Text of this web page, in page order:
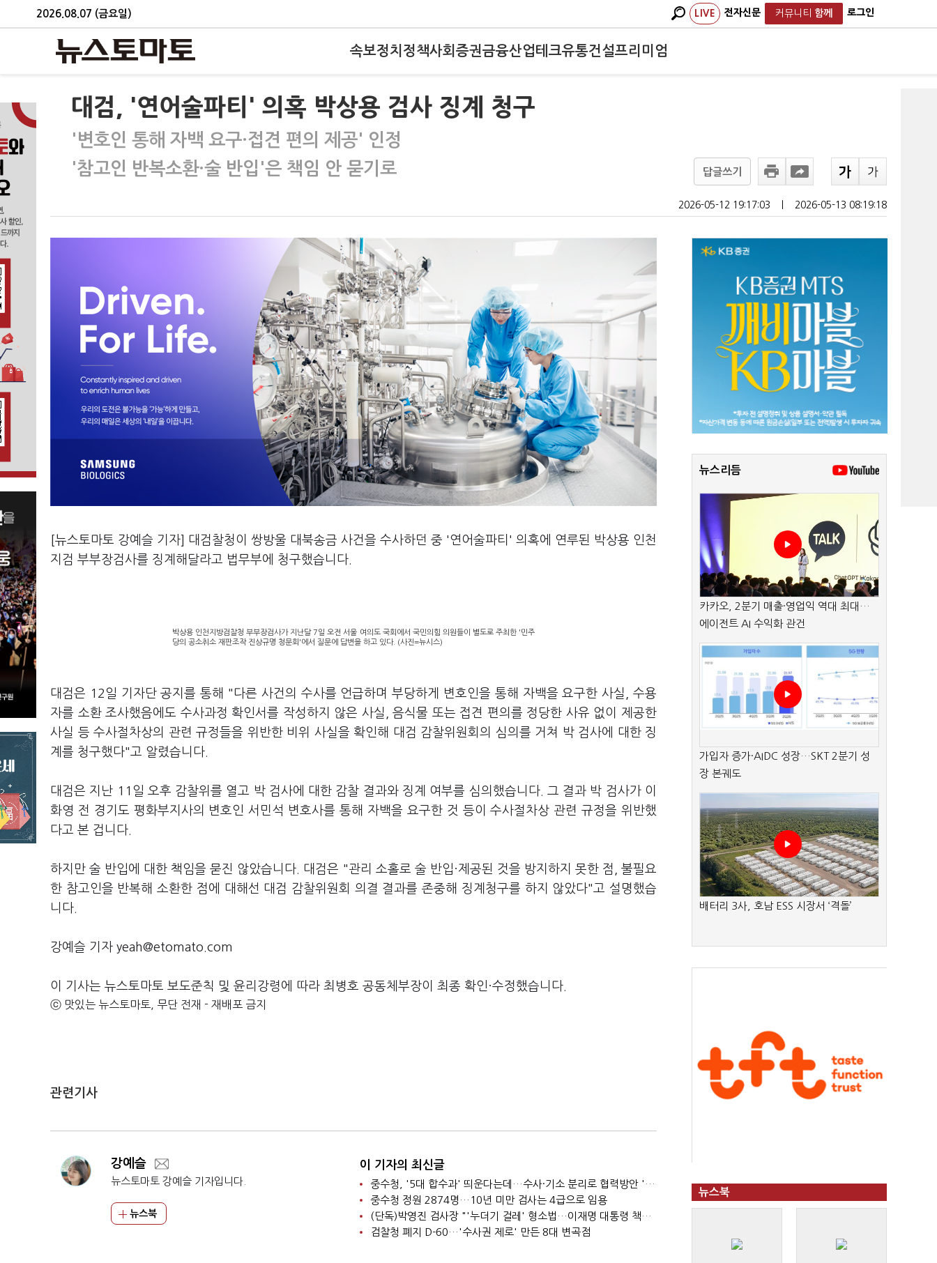
2026.08.07 (금요일) LIVE 전자신문 커뮤니티 함께 로그인
속보정치 정책사회 증권금융산업테크유통건설프리미엄
대검, '연어술파티' 의혹 박상용 검사 징계 청구
'변호인 통해 자백 요구·접견 편의 제공' 인정
'참고인 반복소환·술 반입'은 책임 안 묻기로
답글쓰기
2026-05-12 19:17:03 2026-05-13 08:19:18
[뉴스토마토 강예슬 기자] 대검찰청이 쌍방울 대북송금 사건을 수사하던 중 '연어술파티' 의혹에 연루된 박상용 인천
지검 부부장검사를 징계해달라고 법무부에 청구했습니다.
박상용 인천지방검찰청 부부장검사가 지난달 7일 오전 서울 여의도 국회에서 국민의힘 의원들이 별도로 주최한 '민주
당의 공소취소 재판조작 진상규명 청문회'에서 질문에 답변을 하고 있다. (사진=뉴시스)
대검은 12일 기자단 공지를 통해 "다른 사건의 수사를 언급하며 부당하게 변호인을 통해 자백을 요구한 사실, 수용
자를 소환 조사했음에도 수사과정 확인서를 작성하지 않은 사실, 음식물 또는 접견 편의를 정당한 사유 없이 제공한
사실 등 수사절차상의 관련 규정들을 위반한 비위 사실을 확인해 대검 감찰위원회의 심의를 거쳐 박 검사에 대한 징
계를 청구했다"고 알렸습니다.
대검은 지난 11일 오후 감찰위를 열고 박 검사에 대한 감찰 결과와 징계 여부를 심의했습니다. 그 결과 박 검사가 이
화영 전 경기도 평화부지사의 변호인 서민석 변호사를 통해 자백을 요구한 것 등이 수사절차상 관련 규정을 위반했
다고 본 겁니다.
하지만 술 반입에 대한 책임을 묻진 않았습니다. 대검은 "관리 소홀로 술 반입·제공된 것을 방지하지 못한 점, 불필요
한 참고인을 반복해 소환한 점에 대해선 대검 감찰위원회 의결 결과를 존중해 징계청구를 하지 않았다"고 설명했습
니다.
강예슬 기자 yeah@etomato.com
이 기사는 뉴스토마토 보도준칙 및 윤리강령에 따라 최병호 공동체부장이 최종 확인·수정했습니다.
ⓒ 맛있는 뉴스토마토, 무단 전재 - 재배포 금지
관련기사
강예슬
뉴스토마토 강예슬 기자입니다.
뉴스북
이 기자의 최신글
중수청, '5대 합수과' 띄운다는데…수사·기소 분리로 협력방안 '부재'
중수청 정원 2874명…10년 미만 검사는 4급으로 임용
(단독)박영진 검사장 "'누더기 걸레' 형소법…이재명 대통령 책임져야"
검찰청 폐지 D-60…'수사권 제로' 만든 8대 변곡점
뉴스리듬
카카오, 2분기 매출·영업익 역대 최대…
에이전트 AI 수익화 관건
가입자 증가·AIDC 성장…SKT 2분기 성
장 본궤도
배터리 3사, 호남 ESS 시장서 ‘격돌’
뉴스북